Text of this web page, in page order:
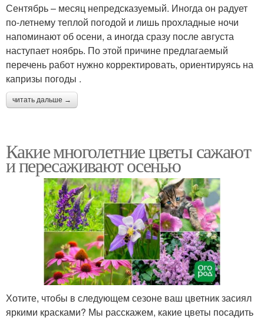
Сентябрь – месяц непредсказуемый. Иногда он радует
по-летнему теплой погодой и лишь прохладные ночи
напоминают об осени, а иногда сразу после августа
наступает ноябрь. По этой причине предлагаемый
перечень работ нужно корректировать, ориентируясь на
капризы погоды .
читать дальше →
Какие многолетние цветы сажают
и пересаживают осенью
Хотите, чтобы в следующем сезоне ваш цветник засиял
яркими красками? Мы расскажем, какие цветы посадить